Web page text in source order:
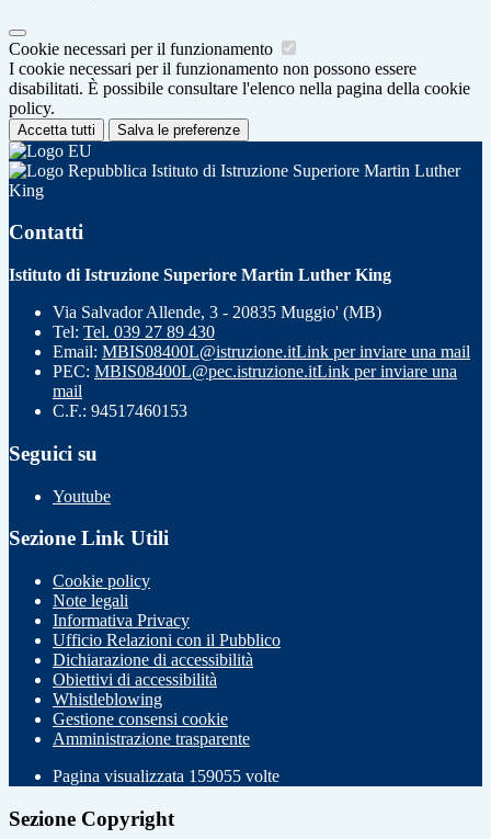
Cookie necessari per il funzionamento
I cookie necessari per il funzionamento non possono essere
disabilitati. È possibile consultare l'elenco nella pagina della cookie
policy.
Accetta tutti Salva le preferenze
Istituto di Istruzione Superiore Martin Luther
King
Contatti
Istituto di Istruzione Superiore Martin Luther King
Via Salvador Allende, 3 - 20835 Muggio' (MB)
Tel: Tel. 039 27 89 430
Email: MBIS08400L@istruzione.itLink per inviare una mail
PEC: MBIS08400L@pec.istruzione.itLink per inviare una
mail
C.F.: 94517460153
Seguici su
Youtube
Sezione Link Utili
Cookie policy
Note legali
Informativa Privacy
Ufficio Relazioni con il Pubblico
Dichiarazione di accessibilità
Obiettivi di accessibilità
Whistleblowing
Gestione consensi cookie
Amministrazione trasparente
Pagina visualizzata 159055 volte
Sezione Copyright